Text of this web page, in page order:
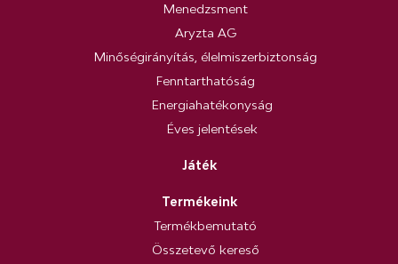
Menedzsment
Aryzta AG
Minőségirányítás, élelmiszerbiztonság
Fenntarthatóság
Energiahatékonyság
Éves jelentések
Játék
Termékeink
Termékbemutató
Összetevő kereső